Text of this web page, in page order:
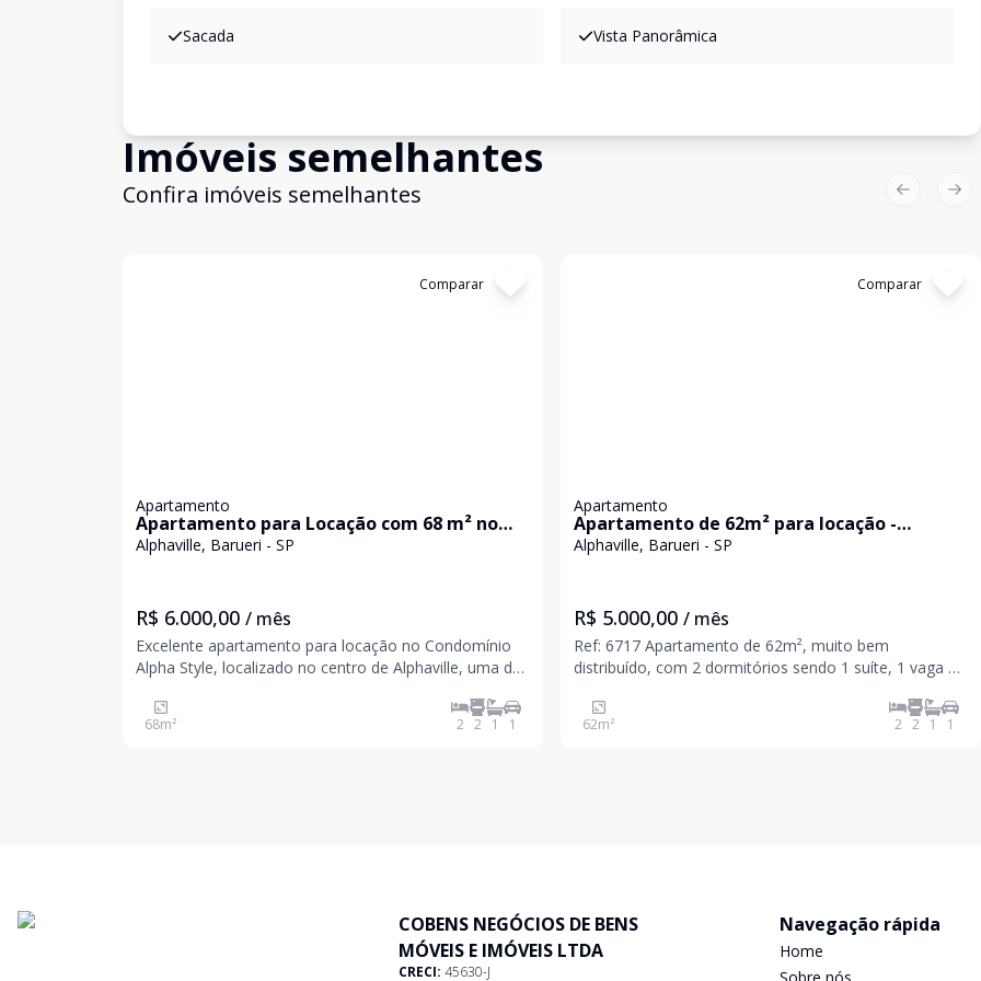
Sacada Vista Panorâmica
Imóveis semelhantes
Confira imóveis semelhantes
Comparar
Apartamento
Apartamento para Locação com 68 m² no
Alpha Style Alphaville
Alphaville, Barueri - SP
R$ 6.000,00 / mês
Excelente apartamento para locação no Condomínio
Alpha Style, localizado no centro de Alphaville, uma das
para quem busca conforto, praticidade e qualidade de
vida, com fácil acesso a restaurantes, pad
68m² 2 2 1 1
Comparar
Apartamento
Apartamento de 62m² para locação -
Excelente localização em Alphaville
Alphaville, Barueri - SP
R$ 5.000,00 / mês
Ref: 6717 Apartamento de 62m², muito bem
distribuído, com 2 dormitórios sendo 1 suíte, 1 vaga de
ambientes funcionais, prontos para uso. Localização
privilegiada, com fácil acesso à Rodovia Ca
62m² 2 2 1 1
Previous
COBENS NEGÓCIOS DE BENS
MÓVEIS E IMÓVEIS LTDA
CRECI: 45630-J
Navegação rápida
Home